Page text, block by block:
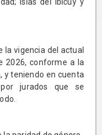
la vigencia del actual
2026, conforme a la
y teniendo en cuenta
jurados que se